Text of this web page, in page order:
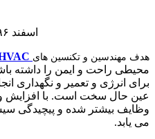
۰۹ اسفند ۱۳۹۶(3083 روز پیش)
هدف مهندسین و تکنسین های
محیطی راحت و ایمن را داشته
برای انرژی و تعمیر و نگهداری
عین حال سخت است. با افزایش و
وظایف بیشتر شده و پیچیدگی
می یابد.